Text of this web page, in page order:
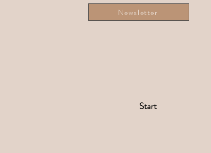
Newsletter
Start